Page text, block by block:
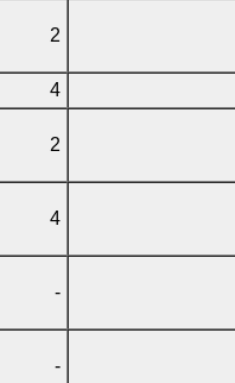
2
4
2
4
-
-